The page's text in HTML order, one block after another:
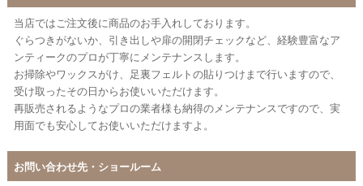
当店ではご注文後に商品のお手入れしております。
ぐらつきがないか、引き出しや扉の開閉チェックなど、経験豊富なア
ンティークのプロが丁寧にメンテナンスします。
お掃除やワックスがけ、足裏フェルトの貼りつけまで行いますので、
受け取ったその日からお使いいただけます。
再販売されるようなプロの業者様も納得のメンテナンスですので、実
用面でも安心してお使いいただけますよ。
お問い合わせ先・ショールーム